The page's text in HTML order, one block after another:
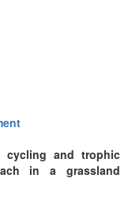
cycling and trophic
in a grassland